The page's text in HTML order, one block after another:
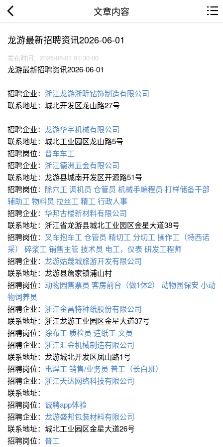
文章内容
龙游最新招聘资讯2026-06-01
发布时间：2026-06-01 01:30:00
龙游最新招聘资讯2026-06-01
招聘企业： 浙江龙游浙昕钻饰制造有限公司
联系地址：城北开发区龙山路27号
招聘企业： 龙游华宇机械有限公司
联系地址：城北工业园区龙山路5号
招聘岗位： 普车车工
招聘企业： 浙江德洲五金有限公司
联系地址：龙游县城南开发区开源路51号
招聘岗位： 除穴工 调机员 仓管员 机械手编程员 打样储备干部
辅助工 物料员 拉丝工 精工 行政人事
招聘企业： 华邦古楼新材料有限公司
联系地址：浙江省龙游县城北工业园区金星大道38号
招聘岗位： 叉车抱车工 仓管员 精切工 分切工 操作工（特西诺
采）
碎浆工 销售主管 技术员 电工，仪表 研发工程师
招聘企业： 龙游姑蔑城旅游开发有限公司
联系地址：龙游县詹家镇浦山村
招聘岗位： 动物园售票员 客房前台（做1休2） 动物园保安 小动
物饲养员
招聘企业： 浙江金昌特种纸股份有限公司
联系地址：浙江龙游工业园区金星大道37号
招聘岗位： 涂布工 质检员 造纸工 文员
招聘企业： 浙江汇金机械制造有限公司
联系地址：龙游城北开发区凤山路1号
招聘岗位： 电焊工 销售/业务员 普工（长白班）
招聘企业： 浙江天达网络科技有限公司
联系地址：
招聘岗位： 诚聘app体验
招聘企业： 龙游盛邦包装材料有限公司
联系地址：城北工业园区金星大道26号
招聘岗位： 普工